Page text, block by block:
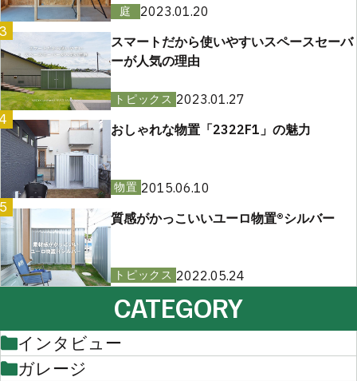
庭
2023.01.20
スマートだから使いやすいスペースセーバ
ーが人気の理由
トピックス 2023.01.27
おしゃれな物置「2322F1」の魅力
物置 2015.06.10
質感がかっこいいユーロ物置®︎シルバー
トピックス 2022.05.24
CATEGORY
インタビュー
ガレージ